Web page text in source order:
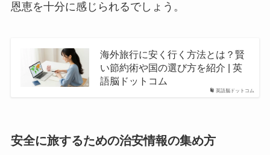
恩恵を十分に感じられるでしょう。
英語脳ドットコム
海外旅行に安く行く方法とは？賢
い節約術や国の選び方を紹介 | 英
語脳ドットコム
安全に旅するための治安情報の集め方